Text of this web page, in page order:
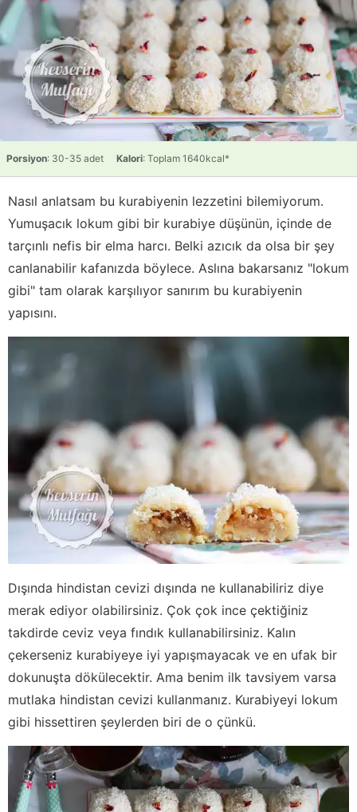
Porsiyon: 30-35 adet Kalori: Toplam 1640kcal*
Nasıl anlatsam bu kurabiyenin lezzetini bilemiyorum.
Yumuşacık lokum gibi bir kurabiye düşünün, içinde de
tarçınlı nefis bir elma harcı. Belki azıcık da olsa bir şey
canlanabilir kafanızda böylece. Aslına bakarsanız "lokum
gibi" tam olarak karşılıyor sanırım bu kurabiyenin
yapısını.
Dışında hindistan cevizi dışında ne kullanabiliriz diye
merak ediyor olabilirsiniz. Çok çok ince çektiğiniz
takdirde ceviz veya fındık kullanabilirsiniz. Kalın
çekerseniz kurabiyeye iyi yapışmayacak ve en ufak bir
dokunuşta dökülecektir. Ama benim ilk tavsiyem varsa
mutlaka hindistan cevizi kullanmanız. Kurabiyeyi lokum
gibi hissettiren şeylerden biri de o çünkü.